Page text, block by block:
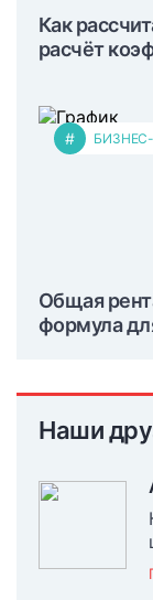
Как
расчёт
#
Общая
формула
Наши